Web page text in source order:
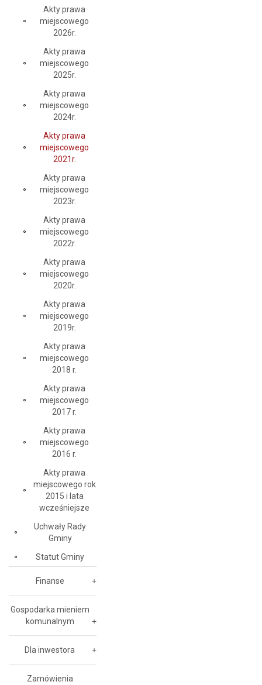
Akty prawa
miejscowego
2026r.
Akty prawa
miejscowego
2025r.
Akty prawa
miejscowego
2024r.
Akty prawa
miejscowego
2021r.
Akty prawa
miejscowego
2023r.
Akty prawa
miejscowego
2022r.
Akty prawa
miejscowego
2020r.
Akty prawa
miejscowego
2019r.
Akty prawa
miejscowego
2018 r.
Akty prawa
miejscowego
2017 r.
Akty prawa
miejscowego
2016 r.
Akty prawa
miejscowego rok
2015 i lata
wcześniejsze
Uchwały Rady
Gminy
Statut Gminy
Finanse
Gospodarka mieniem
komunalnym
Dla inwestora
Zamówienia